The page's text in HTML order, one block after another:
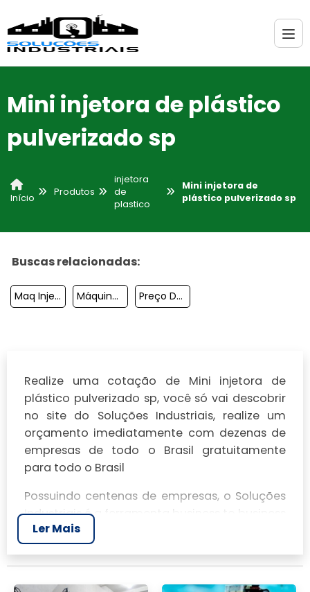
Mini injetora de plástico
pulverizado sp
Início
Produtos
injetora
de
plastico
Mini injetora de
plástico pulverizado sp
Buscas relacionadas:
Maq Injet 3000 Máquina Injetora De Plastico A Venda Preço De Máquina Injetora Em Sp
Realize uma cotação de Mini injetora de
plástico pulverizado sp, você só vai descobrir
no site do Soluções Industriais, realize um
orçamento imediatamente com dezenas de
empresas de todo o Brasil gratuitamente
para todo o Brasil
Possuindo centenas de empresas, o Soluções
Industriais é a ferramenta business to business
mais completo da área industrial. Para
realizar um orçamento de Mini injetora de
plástico pulverizado sp, clique em um ou mais
dos anuciantes a seguir:
Ler Mais